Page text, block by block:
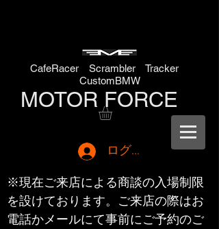
ログイン
CafeRacer Scrambler Tracker
CustomBMW
MOTOR FORCE
※現在ご来店による商談の入場制限
を設けております。ご来店の際はお
電話かメールにて事前にご予約のご